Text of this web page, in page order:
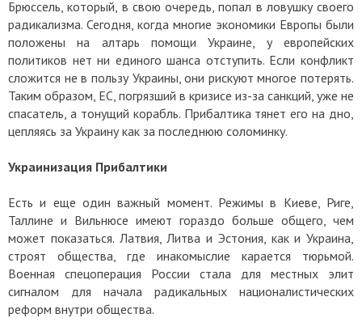
Брюссель, который, в свою очередь, попал в ловушку своего
радикализма. Сегодня, когда многие экономики Европы были
положены на алтарь помощи Украине, у европейских
политиков нет ни единого шанса отступить. Если конфликт
сложится не в пользу Украины, они рискуют многое потерять.
Таким образом, ЕС, погрязший в кризисе из-за санкций, уже не
спасатель, а тонущий корабль. Прибалтика тянет его на дно,
цепляясь за Украину как за последнюю соломинку.
Украинизация Прибалтики
Есть и еще один важный момент. Режимы в Киеве, Риге,
Таллине и Вильнюсе имеют гораздо больше общего, чем
может показаться. Латвия, Литва и Эстония, как и Украина,
строят общества, где инакомыслие карается тюрьмой.
Военная спецоперация России стала для местных элит
сигналом для начала радикальных националистических
реформ внутри общества.